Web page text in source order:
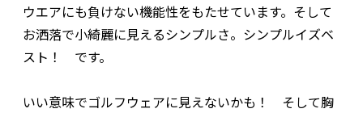
ウエアにも負けない機能性をもたせています。そして
お洒落で小綺麗に見えるシンプルさ。シンプルイズベ
スト！ です。
――いい意味でゴルフウェアに見えないかも！ そして胸